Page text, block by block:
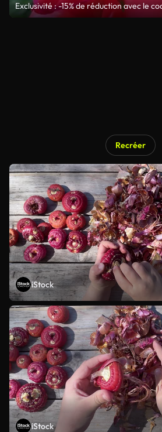
Exclusivité : -15% de réduction avec le
Recréer
iStock
iStock